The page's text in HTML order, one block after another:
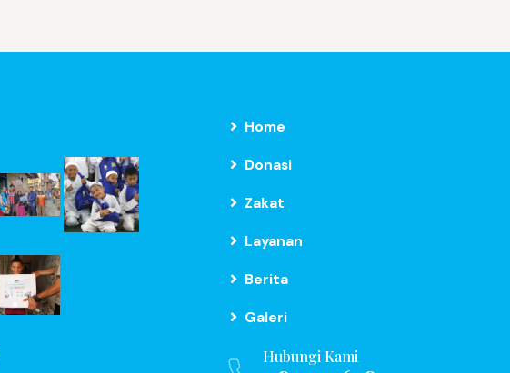
Home
Donasi
Zakat
Layanan
Berita
Galeri
Hubungi Kami